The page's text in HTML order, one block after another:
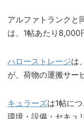
アルファトランクと
は、1帖あたり8,000
ハローストレージは
が、荷物の運搬サー
キュラーズは1帖に
環境・設備・セキュ